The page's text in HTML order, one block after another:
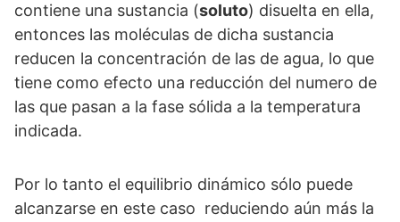
contiene una sustancia (soluto) disuelta en ella,
entonces las moléculas de dicha sustancia
reducen la concentración de las de agua, lo que
tiene como efecto una reducción del numero de
las que pasan a la fase sólida a la temperatura
indicada.
Por lo tanto el equilibrio dinámico sólo puede
alcanzarse en este caso reduciendo aún más la